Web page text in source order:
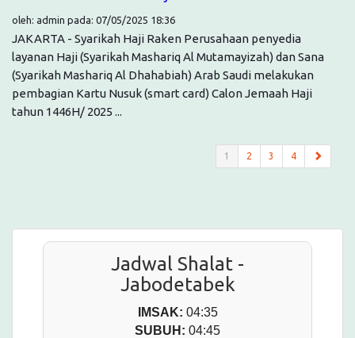
oleh: admin pada: 07/05/2025 18:36
JAKARTA - Syarikah Haji Raken Perusahaan penyedia
layanan Haji (Syarikah Mashariq Al Mutamayizah) dan Sana
(Syarikah Mashariq Al Dhahabiah) Arab Saudi melakukan
pembagian Kartu Nusuk (smart card) Calon Jemaah Haji
tahun 1446H/ 2025 ...
1 (current)
2 3 4
Jadwal Shalat -
Jabodetabek
IMSAK: 04:35
SUBUH: 04:45